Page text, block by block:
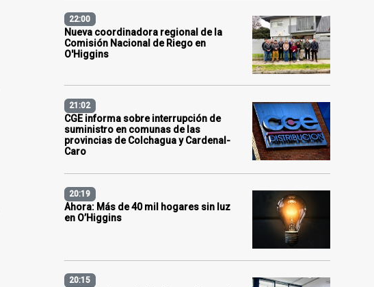
22:00
Nueva coordinadora regional de la
Comisión Nacional de Riego en
O'Higgins
21:02
CGE informa sobre interrupción de
suministro en comunas de las
provincias de Colchagua y Cardenal-
Caro
20:19
Ahora: Más de 40 mil hogares sin luz
en O’Higgins
20:15